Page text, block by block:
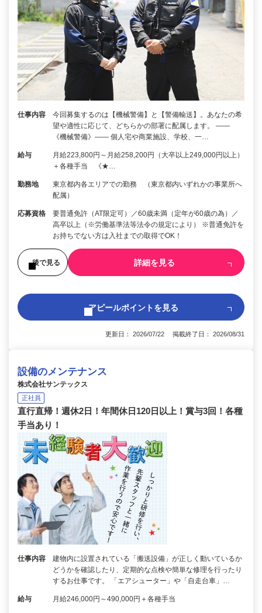
仕事内容
今回募集するのは【機械警備】と【警備輸送】。あなたの希
望や適性に応じて、どちらかの部署に配属します。 ――
《機械警備》―― 個人宅や商業施設、学校、一…
給与
月給223,800円～月給258,200円（大卒以上249,000円以上）
＋各種手当 《★…
勤務地
東京都内各エリアでの勤務 （東京都内いずれかの事業所へ
配属）
応募資格
要普通免許（AT限定可）／60歳未満（定年が60歳の為）／
高卒以上（※労働基準法等法令の規定により） ※普通免許を
お持ちでない方は入社までの取得でOK！
後で見る 詳細を見る
アピールポイントを見る
更新日： 2026/07/22 掲載終了日： 2026/08/31
設備のメンテナンス
株式会社サンテックス
正社員
直行直帰！週休2日！年間休日120日以上！賞与3回！各種
手当あり！
仕事内容
建物内に設置されている「搬送設備」が正しく動いているか
どうかを確認したり、定期的な点検や簡単な修理を行ったり
するお仕事です。 「エアシューター」や「自走台車」…
給与 月給246,000円～490,000円＋各種手当